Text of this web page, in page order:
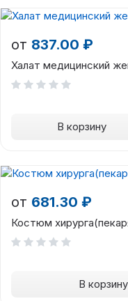
от 837.00 ₽
Халат медицинский
В корзину
от 681.30 ₽
Костюм
В корзину